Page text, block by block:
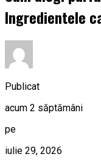
Ingredientele
Publicat
acum 2 săptămâni
pe
iulie 29, 2026